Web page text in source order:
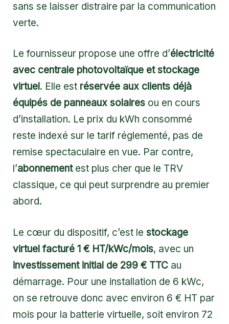
sans se laisser distraire par la communication
verte.
Le fournisseur propose une offre d’électricité
avec centrale photovoltaïque et stockage
virtuel. Elle est réservée aux clients déjà
équipés de panneaux solaires ou en cours
d’installation. Le prix du kWh consommé
reste indexé sur le tarif réglementé, pas de
remise spectaculaire en vue. Par contre,
l’abonnementest plus cher que le TRV
classique, ce qui peut surprendre au premier
abord.
Le cœur du dispositif, c’est le stockage
virtuel facturé 1 € HT/kWc/mois, avec un
investissement initial de 299 € TTC au
démarrage. Pour une installation de 6 kWc,
on se retrouve donc avec environ 6 € HT par
mois pour la batterie virtuelle, soit environ 72